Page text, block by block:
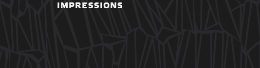
IMPRESSIONS